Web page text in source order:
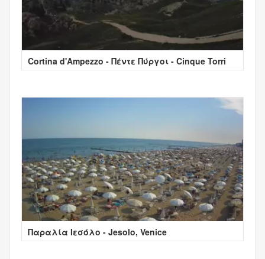
Cortina d'Ampezzo - Πέντε Πύργοι - Cinque Torri
Παραλία Ιεσόλο - Jesolo, Venice